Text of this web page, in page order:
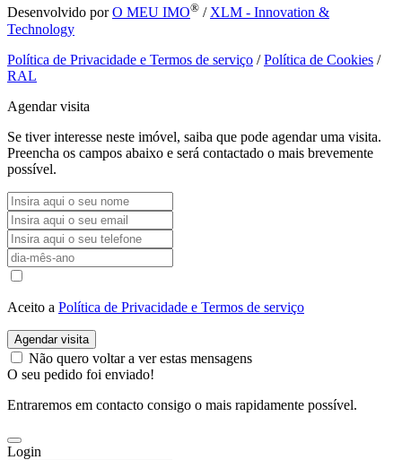
Desenvolvido porO MEU IMO® /XLM - Innovation &
Technology
Política de Privacidade e Termos de serviço /Política de Cookies /
RAL
Agendar visita
Se tiver interesse neste imóvel, saiba que pode agendar uma visita.
Preencha os campos abaixo e será contactado o mais brevemente
possível.
Aceito a Política de Privacidade e Termos de serviço
Agendar visita
Não quero voltar a ver estas mensagens
O seu pedido foi enviado!
Entraremos em contacto consigo o mais rapidamente possível.
Login